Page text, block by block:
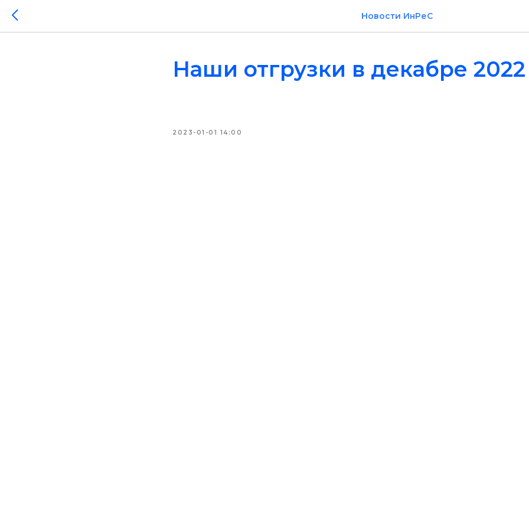
Новости ИнРеС
Наши отгрузки в декабре
2023-01-01 14:00